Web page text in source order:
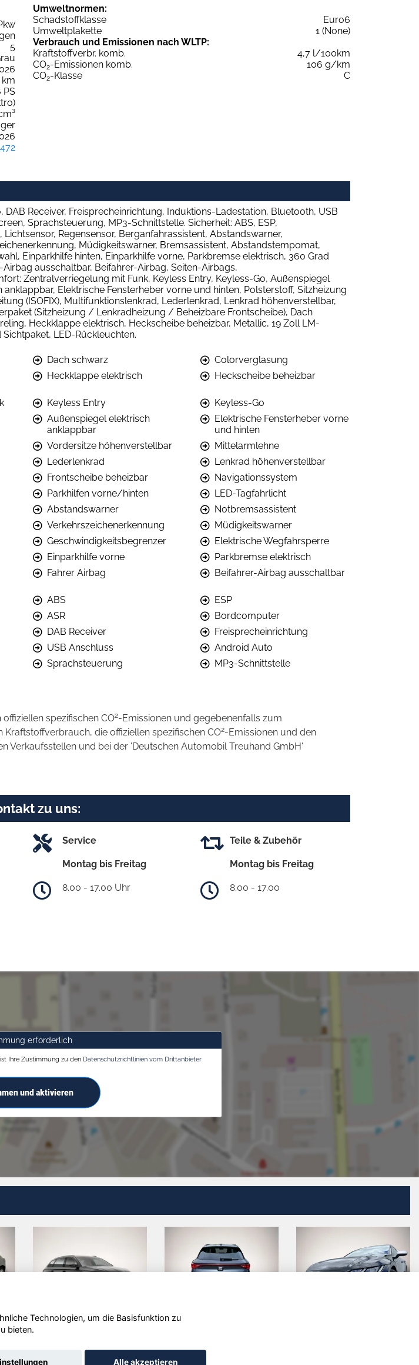
5
km
PS
Umweltnormen:
Schadstoffklasse
Euro6
Umweltplakette
1 (None)
Verbrauch und Emissionen nach WLTP:
Kraftstoffverbr. komb.
4,7 l/100km
CO2-Emissionen komb.
106 g/km
CO2-Klasse C
Receiver, Freisprecheinrichtung, Induktions-Ladestation, Bluetooth, USB
Sprachsteuerung, MP3-Schnittstelle. Sicherheit: ABS, ESP,
Regensensor, Berganfahrassistent, Abstandswarner,
Müdigkeitswarner, Bremsassistent, Abstandstempomat,
Einparkhilfe hinten, Einparkhilfe vorne, Parkbremse elektrisch, 360 Grad
ausschaltbar, Beifahrer-Airbag, Seiten-Airbags,
Zentralverriegelung mit Funk, Keyless Entry, Keyless-Go, Außenspiegel
Elektrische Fensterheber vorne und hinten, Polsterstoff, Sitzheizung
(ISOFIX), Multifunktionslenkrad, Lederlenkrad, Lenkrad höhenverstellbar,
(Sitzheizung / Lenkradheizung / Beheizbare Frontscheibe), Dach
Heckklappe elektrisch, Heckscheibe beheizbar, Metallic, 19 Zoll LM-
LED-Rückleuchten.
Dach schwarz
Colorverglasung
Heckklappe elektrisch Heckscheibe beheizbar
Keyless Entry
Keyless-Go
Außenspiegel elektrisch
anklappbar
Elektrische Fensterheber vorne
und hinten
Vordersitze höhenverstellbar
Mittelarmlehne
Lederlenkrad
Lenkrad höhenverstellbar
Frontscheibe beheizbar
Navigationssystem
Parkhilfen vorne/hinten
LED-Tagfahrlicht
Abstandswarner
Notbremsassistent
Verkehrszeichenerkennung
Müdigkeitswarner
Geschwindigkeitsbegrenzer
Elektrische Wegfahrsperre
Einparkhilfe vorne
Parkbremse elektrisch
Fahrer Airbag Beifahrer-Airbag ausschaltbar
ABS
ESP
ASR
Bordcomputer
DAB Receiver
Freisprecheinrichtung
USB Anschluss
Android Auto
Sprachsteuerung MP3-Schnittstelle
spezifischen CO2-Emissionen und gegebenenfalls zum
die offiziellen spezifischen CO2-Emissionen und den
Verkaufsstellen und bei der 'Deutschen Automobil Treuhand GmbH'
zu uns:
Service
Montag bis Freitag
8.00 - 17.00 Uhr
Teile & Zubehör
Montag bis Freitag
8.00 - 17.00
erforderlich
Ihre Zustimmung zu den Datenschutzrichtlinien vom Drittanbieter
und aktivieren
Cupra
Cruiser
Technologien, um die Basisfunktion zu
bieten.
Alle akzeptieren